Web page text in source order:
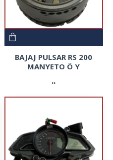
BAJAJ PULSAR RS 200
MANYETO Ö Y
..